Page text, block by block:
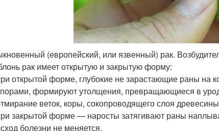
(европейский, или язвенный) рак.
рак имеет открытую и закрытую форму:
открытой форме, глубокие не зарастающие раны на
формируют утолщения, превращающиеся в
веток, коры, сокопроводящего слоя
закрытой форме — наросты затягивают раны
болезни не меняется.